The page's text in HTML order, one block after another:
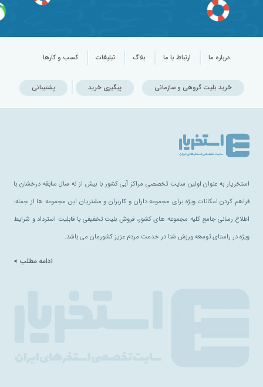
درباره ما ارتباط با ما بلاگ تبلیغات کسب و کارها
خرید بلیت گروهی و سازمانی پیگیری خرید پشتیبانی
استخریار به عنوان اولین سایت تخصصی مراکز آبی کشور با بیش از نه سال سابقه درخشان با
فراهم کردن امکانات ویژه برای مجموعه داران و کاربران و مشتریان این مجموعه ها از جمله:
اطلاع رسانی جامع کلیه مجموعه های کشور، فروش بلیت تخفیفی با قابلیت استرداد و شرایط
ویژه در راستای توسعه ورزش شنا در خدمت مردم عزیز کشورمان می باشد.
ادامه مطلب >